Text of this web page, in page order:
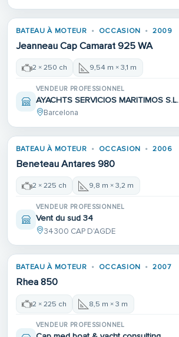
BATEAU À MOTEUR OCCASION 2009
Jeanneau Cap Camarat 925 WA
2 × 250 ch 9,54 m × 3,1 m
VENDEUR PROFESSIONNEL
AYACHTS SERVICIOS MARITIMOS S.L.
Barcelona
BATEAU À MOTEUR OCCASION 2006
Beneteau Antares 980
2 × 225 ch 9,8 m × 3,2 m
VENDEUR PROFESSIONNEL
Vent du sud 34
34300 CAP D'AGDE
BATEAU À MOTEUR OCCASION 2007
Rhea 850
2 × 225 ch 8,5 m × 3 m
VENDEUR PROFESSIONNEL